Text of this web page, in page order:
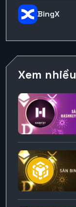
BingX
Xem nhiều